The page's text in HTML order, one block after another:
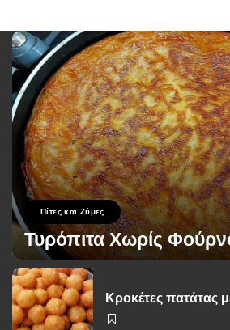
Πίτες και Ζύμες
Τυρόπιτα Χωρίς
Posted
by
George Zolis 17 Σεπτεμβρίου 2024
Κροκέτες πατάτας